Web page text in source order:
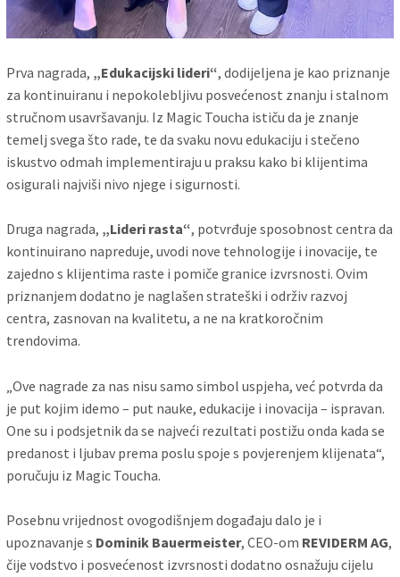
Prva nagrada, „Edukacijski lideri“, dodijeljena je kao priznanje
za kontinuiranu i nepokolebljivu posvećenost znanju i stalnom
stručnom usavršavanju. Iz Magic Toucha ističu da je znanje
temelj svega što rade, te da svaku novu edukaciju i stečeno
iskustvo odmah implementiraju u praksu kako bi klijentima
osigurali najviši nivo njege i sigurnosti.
Druga nagrada, „Lideri rasta“, potvrđuje sposobnost centra da
kontinuirano napreduje, uvodi nove tehnologije i inovacije, te
zajedno s klijentima raste i pomiče granice izvrsnosti. Ovim
priznanjem dodatno je naglašen strateški i održiv razvoj
centra, zasnovan na kvalitetu, a ne na kratkoročnim
trendovima.
„Ove nagrade za nas nisu samo simbol uspjeha, već potvrda da
je put kojim idemo – put nauke, edukacije i inovacija – ispravan.
One su i podsjetnik da se najveći rezultati postižu onda kada se
predanost i ljubav prema poslu spoje s povjerenjem klijenata“,
poručuju iz Magic Toucha.
Posebnu vrijednost ovogodišnjem događaju dalo je i
upoznavanje s Dominik Bauermeister, CEO-om REVIDERM AG,
čije vodstvo i posvećenost izvrsnosti dodatno osnažuju cijelu